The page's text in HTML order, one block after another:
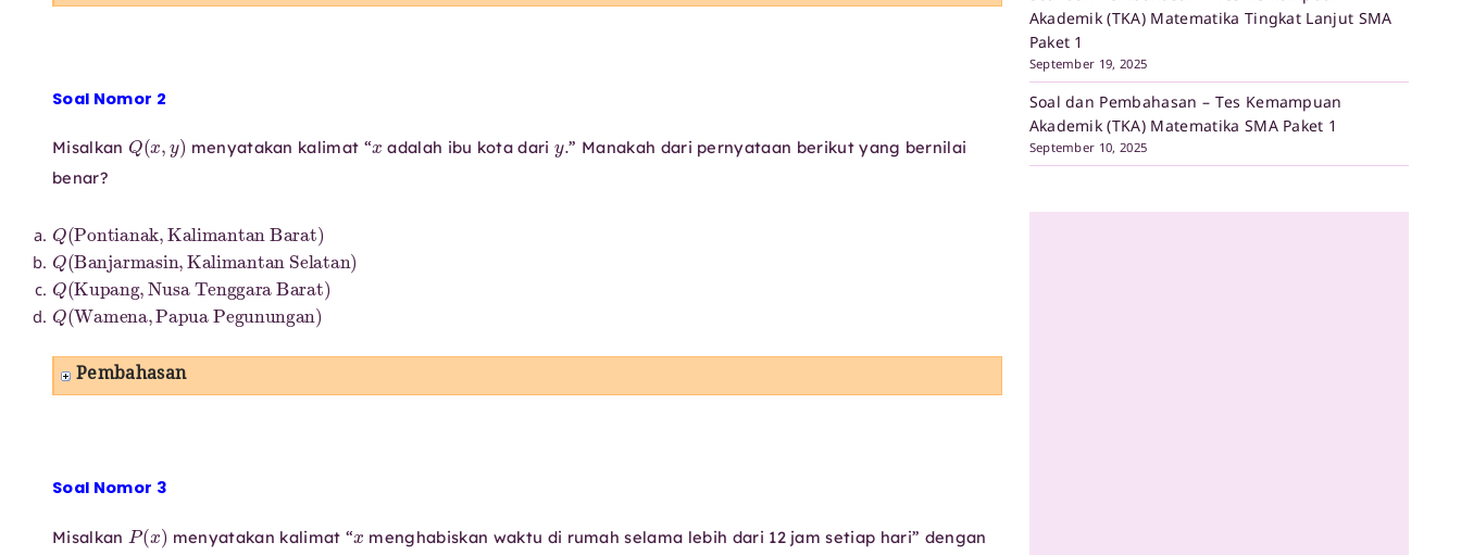
Soal Nomor 2
Misalkan
Q ( )
menyatakan kalimat “ adalah ibu kota dari
” Manakah dari pernyataan berikut yang bernilai
benar?
Q (Pontianak,
Kalimantan Barat
)
Q (Banjarmasin,
Kalimantan Selatan
Q (Kupang,
Nusa Tenggara Barat )
Q (Wamena,
Papua Pegunungan
Pembahasan
Soal Nomor 3
Misalkan
P(x )
menyatakan kalimat “ menghabiskan waktu di rumah selama lebih dari 12 jam setiap hari” dengan
Akademik (TKA) Matematika Tingkat Lanjut SMA
Paket 1
September 19, 2025
Soal dan Pembahasan – Tes Kemampuan
Akademik (TKA) Matematika SMA Paket 1
September 10, 2025